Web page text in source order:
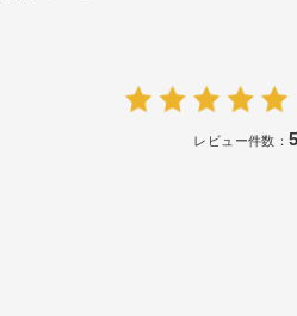
レビュー件数：5